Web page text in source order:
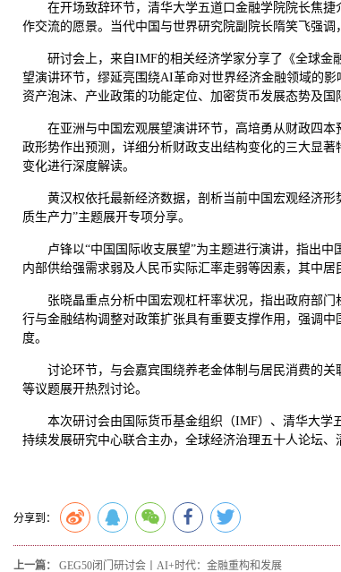
在开场致辞环节，清华大学五道口金融学院院长焦
作交流的愿景。当代中国与世界研究院副院长隋笑飞强
研讨会上，来自IMF的相关经济学家分享了《全球
望演讲环节，缪延亮围绕AI革命对世界经济金融领域的
资产泡沫、产业政策的功能定位、加密货币发展态势及国
在亚洲与中国宏观展望演讲环节，高培勇从财政四
政形势作出预测，详细分析财政支出结构变化的三大显
变化进行深度解读。
黄汉权依托最新经济数据，剖析当前中国宏观经济
质生产力”主题展开专项分享。
卢锋以“中国国际收支展望”为主题进行演讲，指出
内部供给强需求弱及人民币实际汇率走弱等因素，其中
张晓晶重点分析中国宏观杠杆率状况，指出政府部
行与金融结构调整对政策扩张具有重要支撑作用，强调
度。
讨论环节，与会嘉宾围绕养老金体制与居民消费的
等议题展开热烈讨论。
本次研讨会由国际货币基金组织（IMF）、清华大学
持续发展研究中心联合主办，全球经济治理五十人论坛
分享到：
上一篇： GEG50闭门研讨会丨AI+时代：金融重构和发展